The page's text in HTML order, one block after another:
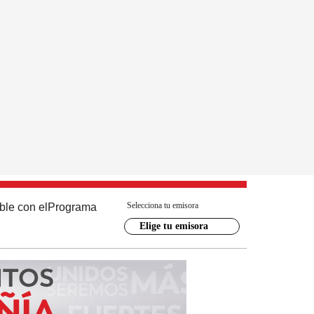
con el Programa Selecciona tu emisora
Elige tu emisora